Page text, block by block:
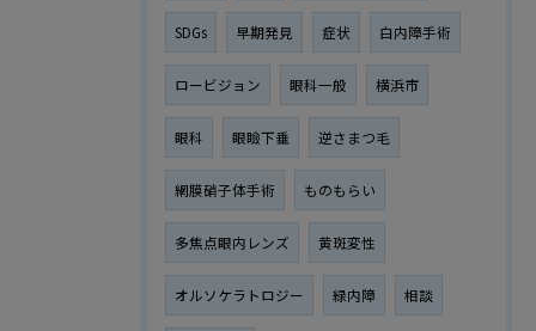
SDGs 早期発見 症状 白内障手術
ロービジョン 眼科一般 横浜市
眼科 眼瞼下垂 逆さまつ毛
網膜硝子体手術 ものもらい
多焦点眼内レンズ 黄斑変性
オルソケラトロジー 緑内障 相談